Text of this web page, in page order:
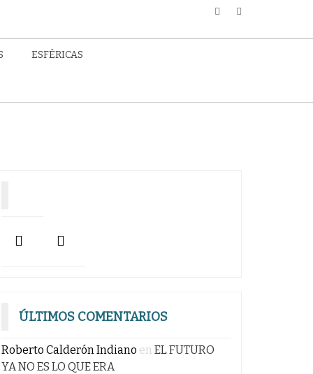
ESFÉRICAS
ÚLTIMOS COMENTARIOS
Roberto Calderón Indiano en EL FUTURO
YA NO ES LO QUE ERA